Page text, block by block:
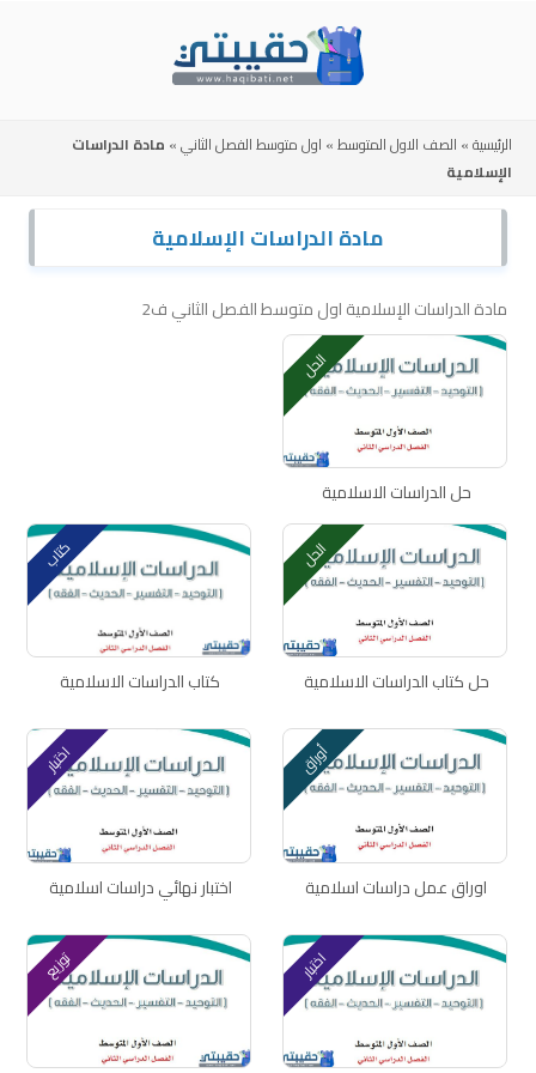
الرئيسية» الصف الاول المتوسط» اول متوسط الفصل الثاني» مادة الدراسات
الإسلامية
مادة الدراسات الإسلامية
مادة الدراسات الإسلامية اول متوسط الفصل الثاني ف2
الحل
حل الدراسات الاسلامية
الحل
حل كتاب الدراسات الاسلامية
كتاب
كتاب الدراسات الاسلامية
أوراق
اوراق عمل دراسات اسلامية
اختبار
اختبار نهائي دراسات اسلامية
اختبار توزيع